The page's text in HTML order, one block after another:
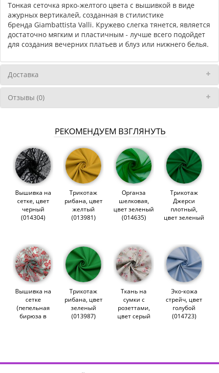
Тонкая сеточка ярко-желтого цвета с вышивкой в виде
ажурных вертикалей, созданная в стилистике
бренда Giambattista Valli. Кружево слегка тянется, является
достаточно мягким и пластичным - лучше всего подойдет
для создания вечерних платьев и блуз или нижнего белья.
Доставка
Отзывы (0)
РЕКОМЕНДУЕМ ВЗГЛЯНУТЬ
Вышивка на
сетке, цвет
черный
(014304)
Трикотаж
рибана, цвет
желтый
(013981)
Органза
шелковая,
цвет зеленый
(014635)
Трикотаж
Джерси
плотный,
цвет зеленый
Вышивка на
сетке
(пепельная
бирюза в
Трикотаж
рибана, цвет
зеленый
(013987)
Ткань на
сумки с
розеттами,
цвет серый
Эко-кожа
стрейч, цвет
голубой
(014723)